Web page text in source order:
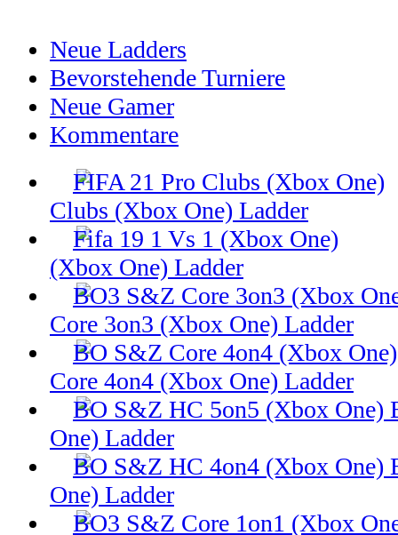
Neue Ladders
Bevorstehende Turniere
Neue Gamer
Kommentare
Clubs (Xbox One) Ladder
(Xbox One) Ladder
Core 3on3 (Xbox One) Ladder
Core 4on4 (Xbox One) Ladder
One) Ladder
One) Ladder